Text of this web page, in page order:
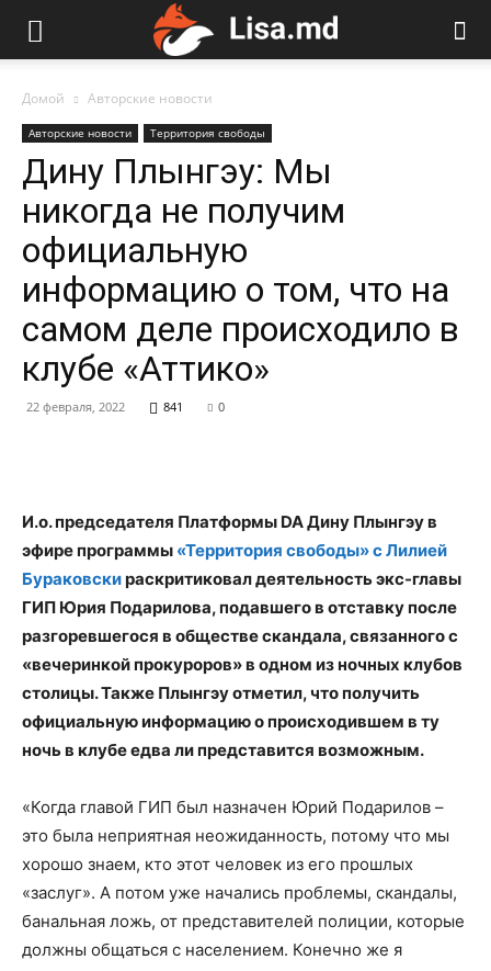
Домой Авторские новости
Авторские новости Территория свободы
Дину Плынгэу: Мы
никогда не получим
официальную
информацию о том, что на
самом деле происходило в
клубе «Аттико»
22 февраля, 2022 841 0
И.о. председателя Платформы DA Дину Плынгэу в
эфире программы «Территория свободы» с Лилией
Бураковскираскритиковал деятельность экс-главы
ГИП Юрия Подарилова, подавшего в отставку после
разгоревшегося в обществе скандала, связанного с
«вечеринкой прокуроров» в одном из ночных клубов
столицы. Также Плынгэу отметил, что получить
официальную информацию о происходившем в ту
ночь в клубе едва ли представится возможным.
«Когда главой ГИП был назначен Юрий Подарилов –
это была неприятная неожиданность, потому что мы
хорошо знаем, кто этот человек из его прошлых
«заслуг». А потом уже начались проблемы, скандалы,
банальная ложь, от представителей полиции, которые
должны общаться с населением. Конечно же я